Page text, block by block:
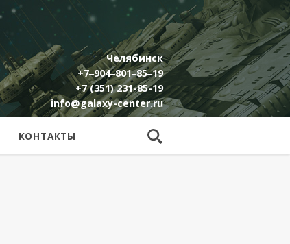
Челябинск
+7‒904‒801‒85‒19
+7 (351) 231-85-19
info@galaxy-center.ru
КОНТАКТЫ